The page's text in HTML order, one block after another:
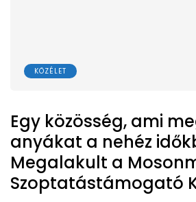
KÖZÉLET
Egy közösség, ami
anyákat a nehéz
Megalakult a
Szoptatástámogató